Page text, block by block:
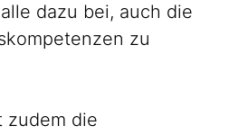
dazu bei, auch die
zu
zudem die